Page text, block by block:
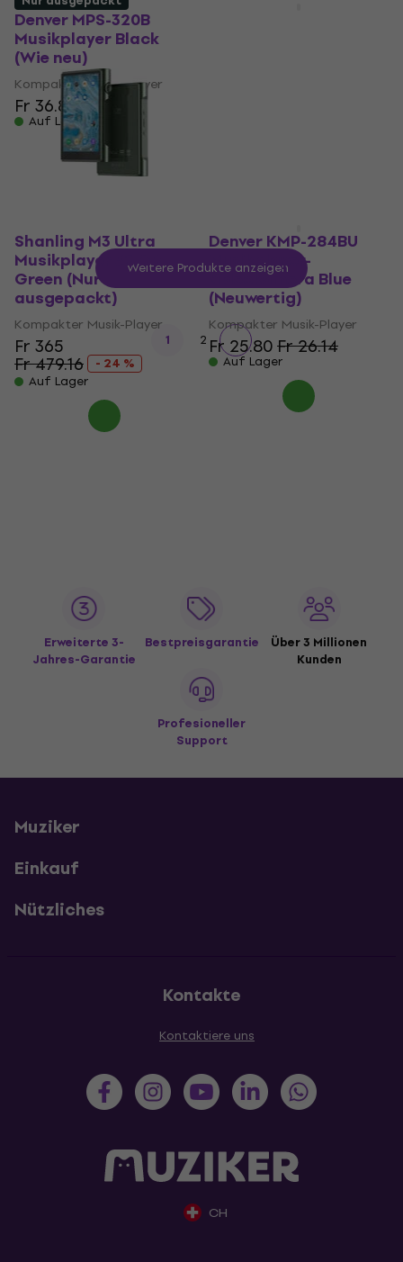
Denver MPS-320B
Musikplayer Black
(Wie neu)
Kompakter Musik-Player
Fr 36.80Fr 40.39
Auf Lager
Shanling M3 Ultra
Musikplayer 32 GB
Green (Nur
ausgepackt)
Kompakter Musik-Player
Fr 365
Fr 479.16
- 24 %
Auf Lager
Denver KMP-284BU
Musikplayer-
Videokamera Blue
(Neuwertig)
Kompakter Musik-Player
Fr 25.80Fr 26.14
Auf Lager
Weitere Produkte anzeigen
1 2
Erweiterte 3-
Jahres-Garantie
Bestpreisgarantie
Über 3 Millionen
Kunden
Profesioneller
Support
Muziker
Einkauf
Nützliches
Kontakte
Kontaktiere uns
CH